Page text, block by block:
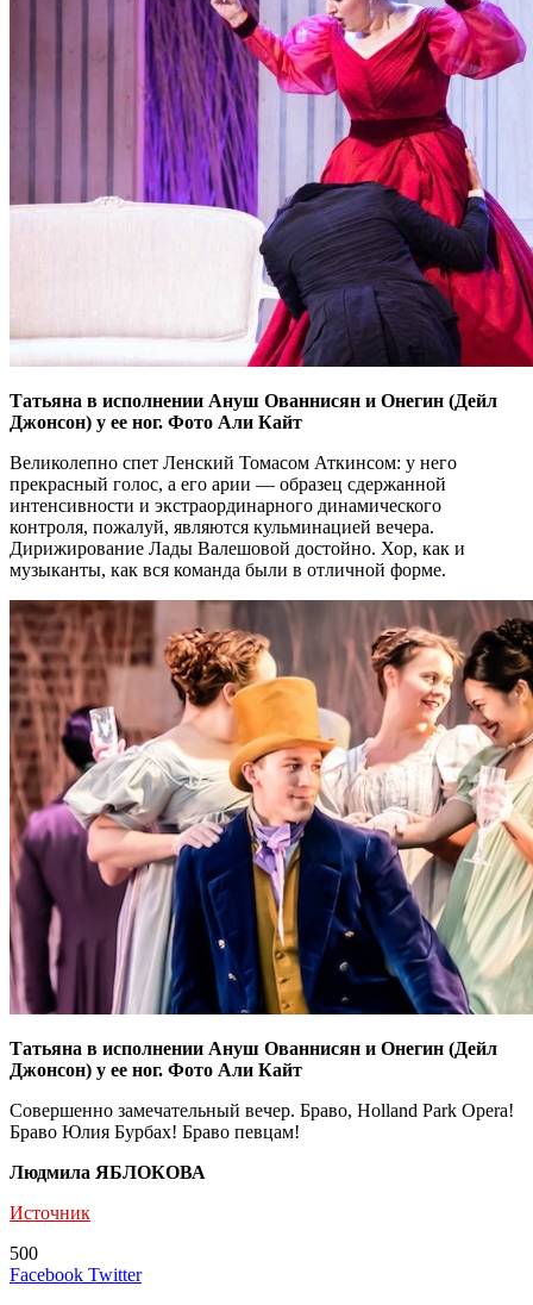
Татьяна в исполнении Ануш Ованнисян и Онегин (Дейл
Джонсон) у ее ног. Фото Али Кайт
Великолепно спет Ленский Томасом Аткинсом: у него
прекрасный голос, а его арии — образец сдержанной
интенсивности и экстраординарного динамического
контроля, пожалуй, являются кульминацией вечера.
Дирижирование Лады Валешовой достойно. Хор, как и
музыканты, как вся команда были в отличной форме.
Татьяна в исполнении Ануш Ованнисян и Онегин (Дейл
Джонсон) у ее ног. Фото Али Кайт
Совершенно замечательный вечер. Браво, Holland Park Opera!
Браво Юлия Бурбах! Браво певцам!
Людмила ЯБЛОКОВА
Источник
500
Facebook TwitterLinkedIn
Tumblr
Reddit
Вконтакте
Одноклассники
Skype
Messenger
Messenger
WhatsApp
Telegram
Viber
Line
Поделиться
Печатать